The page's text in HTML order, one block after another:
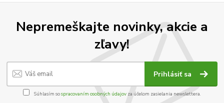
Nepremeškajte novinky, akcie a
zľavy!
Prihlásiť sa
Súhlasím sospracovaním osobných údajov za účelom zasielania newslettera.